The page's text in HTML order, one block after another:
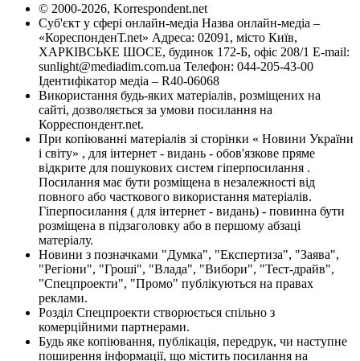
© 2000-2026, Korrespondent.net
Суб'єкт у сфері онлайн-медіа Назва онлайн-медіа –
«КореспонденТ.net» Адреса: 02091, місто Київ,
ХАРКІВСЬКЕ ШОСЕ, будинок 172-Б, офіс 208/1 E-mail:
sunlight@mediadim.com.ua Телефон: 044-205-43-00
Ідентифікатор медіа – R40-06068
Використання будь-яких матеріалів, розміщених на
сайті, дозволяється за умови посилання на
Корреспондент.net.
При копіюванні матеріалів зі сторінки « Новини України
і світу» , для інтернет - видань - обов'язкове пряме
відкрите для пошукових систем гіперпосилання .
Посилання має бути розміщена в незалежності від
повного або часткового використання матеріалів.
Гіперпосилання ( для інтернет - видань) - повинна бути
розміщена в підзаголовку або в першому абзаці
матеріалу.
Новини з позначками "Думка", "Експертиза", "Заява",
"Регіони", "Гроші", "Влада", "Вибори", "Тест-драйв",
"Спецпроекти", "Промо" публікуються на правах
реклами.
Розділ Спецпроекти створюється спільно з
комерційними партнерами.
Будь яке копіювання, публікація, передрук, чи наступне
поширення інформації, що містить посилання на